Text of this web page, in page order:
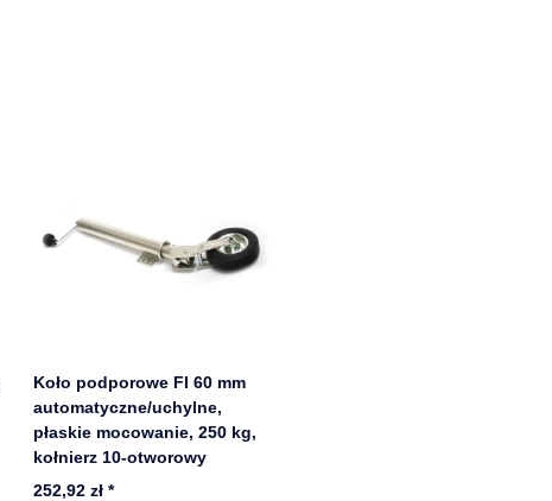
Koło podporowe FI 60 mm
automatyczne/uchylne,
płaskie mocowanie, 250 kg,
kołnierz 10-otworowy
252,92 zł*